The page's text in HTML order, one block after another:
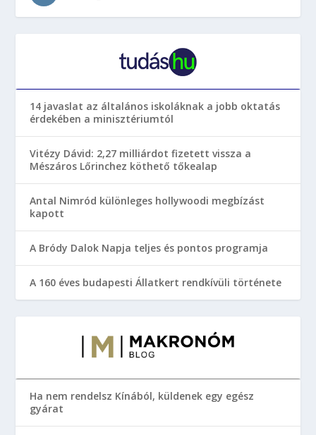
14 javaslat az általános iskoláknak a jobb oktatás
érdekében a minisztériumtól
Vitézy Dávid: 2,27 milliárdot fizetett vissza a
Mészáros Lőrinchez köthető tőkealap
Antal Nimród különleges hollywoodi megbízást
kapott
A Bródy Dalok Napja teljes és pontos programja
A 160 éves budapesti Állatkert rendkívüli története
Ha nem rendelsz Kínából, küldenek egy egész
gyárat